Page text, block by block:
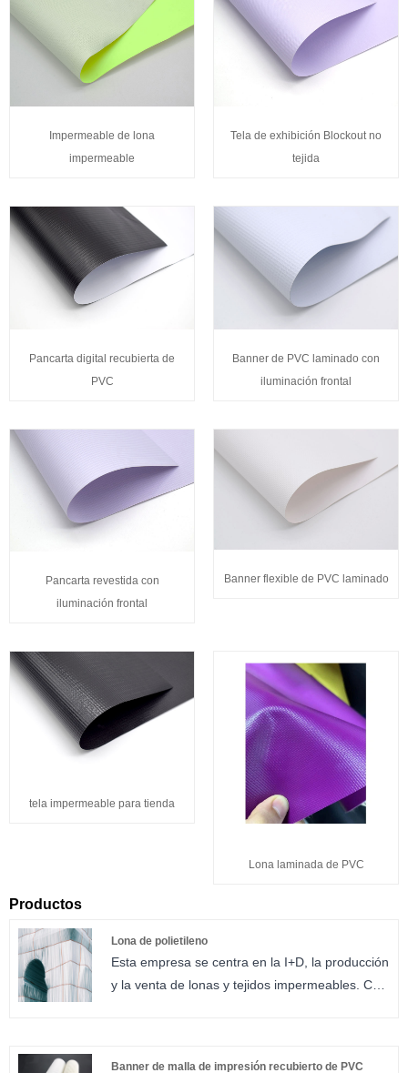
Impermeable de lona
impermeable
Tela de exhibición Blockout no
tejida
Pancarta digital recubierta de
PVC
Banner de PVC laminado con
iluminación frontal
Pancarta revestida con
iluminación frontal
Banner flexible de PVC laminado
tela impermeable para tienda
Lona laminada de PVC
Productos
Lona de polietileno
Esta empresa se centra en la I+D, la producción
y la venta de lonas y tejidos impermeables. Con
Banner de malla de impresión recubierto de PVC